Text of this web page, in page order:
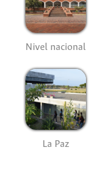
Nivel nacional
La Paz